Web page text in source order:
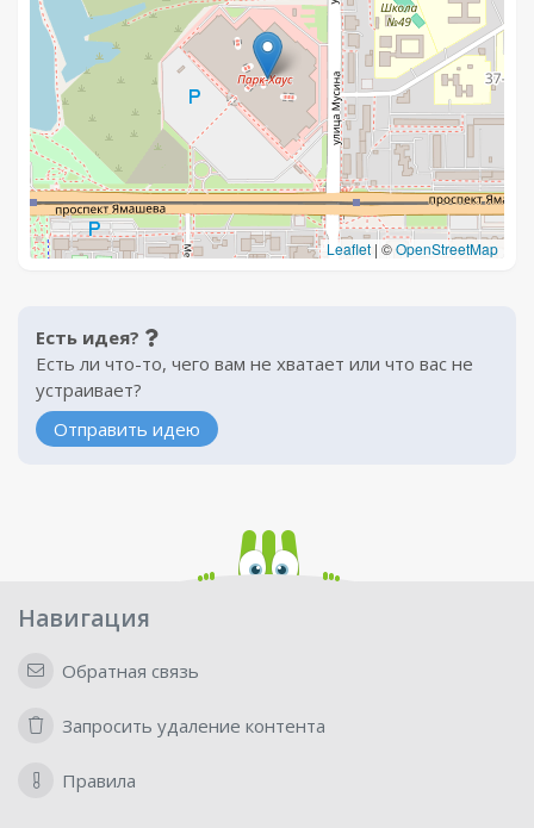
Leaflet | ©OpenStreetMap
Есть идея?
Есть ли что-то, чего вам не хватает или что вас не
устраивает?
Отправить идею
Навигация
Обратная связь
Запросить удаление контента
Правила